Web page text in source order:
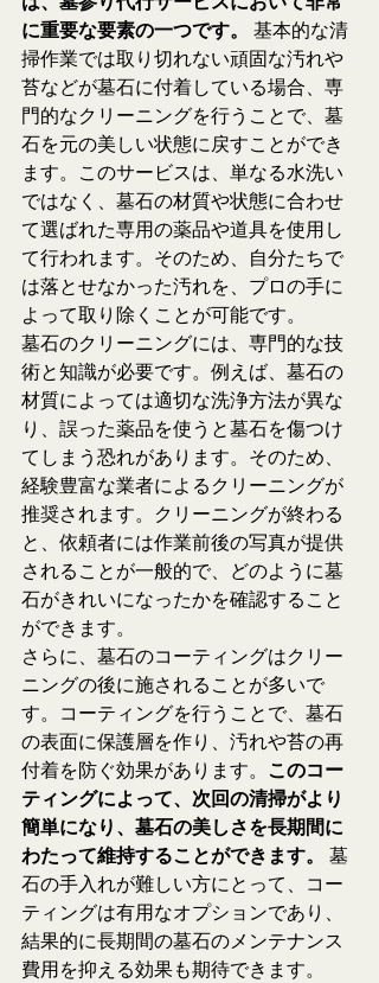
に重要な要素の一つです。
基本的な清
掃作業では取り切れない頑固な汚れや
苔などが墓石に付着している場合、専
門的なクリーニングを行うことで、墓
石を元の美しい状態に戻すことができ
ます。このサービスは、単なる水洗い
ではなく、墓石の材質や状態に合わせ
て選ばれた専用の薬品や道具を使用し
て行われます。そのため、自分たちで
は落とせなかった汚れを、プロの手に
よって取り除くことが可能です。
墓石のクリーニングには、専門的な技
術と知識が必要です。例えば、墓石の
材質によっては適切な洗浄方法が異な
り、誤った薬品を使うと墓石を傷つけ
てしまう恐れがあります。そのため、
経験豊富な業者によるクリーニングが
推奨されます。クリーニングが終わる
と、依頼者には作業前後の写真が提供
されることが一般的で、どのように墓
石がきれいになったかを確認すること
ができます。
さらに、墓石のコーティングはクリー
ニングの後に施されることが多いで
す。コーティングを行うことで、墓石
の表面に保護層を作り、汚れや苔の再
付着を防ぐ効果があります。
このコー
ティングによって、次回の清掃がより
簡単になり、墓石の美しさを長期間に
わたって維持することができます。
墓
石の手入れが難しい方にとって、コー
ティングは有用なオプションであり、
結果的に長期間の墓石のメンテナンス
費用を抑える効果も期待できます。